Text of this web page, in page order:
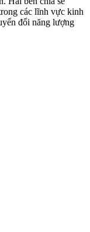
các lĩnh vực kinh
đổi năng lượng